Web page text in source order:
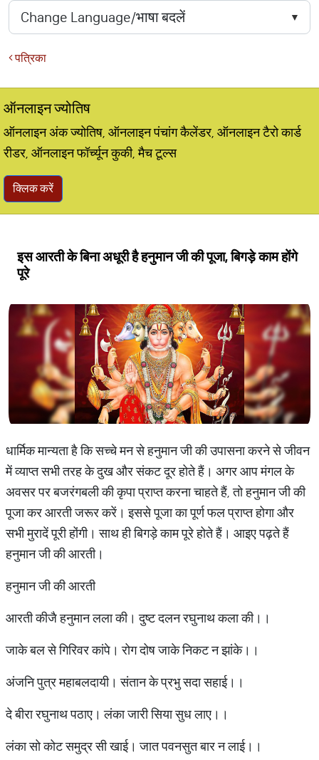
पत्रिका
ऑनलाइन ज्योतिष
ऑनलाइन अंक ज्योतिष, ऑनलाइन पंचांग कैलेंडर, ऑनलाइन टैरो कार्ड
रीडर, ऑनलाइन फॉर्च्यून कुकी, मैच टूल्स
क्लिक करें
इस आरती के बिना अधूरी है हनुमान जी की पूजा, बिगड़े काम होंगे
पूरे
धार्मिक मान्यता है कि सच्चे मन से हनुमान जी की उपासना करने से जीवन
में व्याप्त सभी तरह के दुख और संकट दूर होते हैं। अगर आप मंगल के
अवसर पर बजरंगबली की कृपा प्राप्त करना चाहते हैं, तो हनुमान जी की
पूजा कर आरती जरूर करें। इससे पूजा का पूर्ण फल प्राप्त होगा और
सभी मुरादें पूरी होंगी। साथ ही बिगड़े काम पूरे होते हैं। आइए पढ़ते हैं
हनुमान जी की आरती।
हनुमान जी की आरती
आरती कीजै हनुमान लला की। दुष्ट दलन रघुनाथ कला की।।
जाके बल से गिरिवर कांपे। रोग दोष जाके निकट न झांके।।
अंजनि पुत्र महाबलदायी। संतान के प्रभु सदा सहाई।।
दे बीरा रघुनाथ पठाए। लंका जारी सिया सुध लाए।।
लंका सो कोट समुद्र सी खाई। जात पवनसुत बार न लाई।।